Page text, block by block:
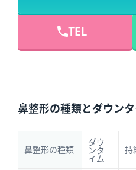
TEL
鼻整形の種類とダウン
鼻整形の種類
ダウ
ンタ
イム
持